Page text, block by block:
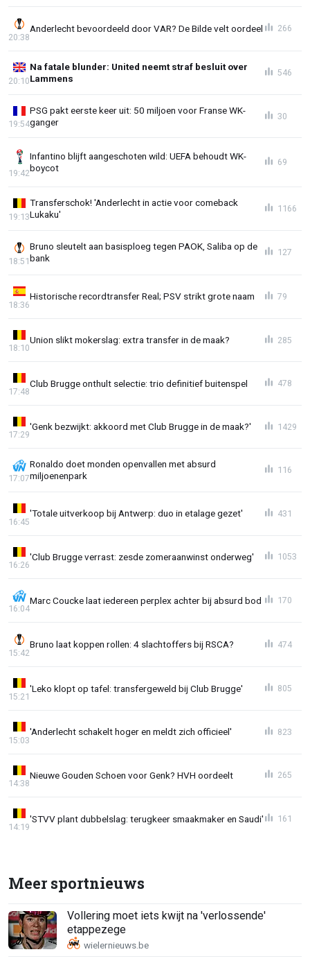
Anderlecht bevoordeeld door VAR? De Bilde velt oordeel
20:38
266
Na fatale blunder: United neemt straf besluit over
Lammens
20:10
546
PSG pakt eerste keer uit: 50 miljoen voor Franse WK-
ganger
19:54
30
Infantino blijft aangeschoten wild: UEFA behoudt WK-
boycot
19:42
69
Transferschok! 'Anderlecht in actie voor comeback
Lukaku'
19:13
1166
Bruno sleutelt aan basisploeg tegen PAOK, Saliba op de
bank
18:51
127
Historische recordtransfer Real; PSV strikt grote naam
18:36
79
Union slikt mokerslag: extra transfer in de maak?
18:10
285
Club Brugge onthult selectie: trio definitief buitenspel
17:48
478
'Genk bezwijkt: akkoord met Club Brugge in de maak?'
17:29
1429
Ronaldo doet monden openvallen met absurd
miljoenenpark
17:07
116
'Totale uitverkoop bij Antwerp: duo in etalage gezet'
16:45
431
'Club Brugge verrast: zesde zomeraanwinst onderweg'
16:26
1053
Marc Coucke laat iedereen perplex achter bij absurd bod
16:04
170
Bruno laat koppen rollen: 4 slachtoffers bij RSCA?
15:42
474
'Leko klopt op tafel: transfergeweld bij Club Brugge'
15:21
805
'Anderlecht schakelt hoger en meldt zich officieel'
15:03
823
Nieuwe Gouden Schoen voor Genk? HVH oordeelt
14:38
265
'STVV plant dubbelslag: terugkeer smaakmaker en Saudi'
14:19
161
Meer sportnieuws
Vollering moet iets kwijt na 'verlossende'
etappezege